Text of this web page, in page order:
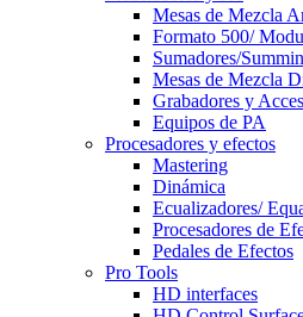
Mesas de Mezcla
Formato 500/
Sumadores/
Mesas de Mezcla
Grabadores y
Equipos de PA
Procesadores y efectos
Mastering
Dinámica
Ecualizadores/
Procesadores de
Pedales de Efectos
Pro Tools
HD interfaces